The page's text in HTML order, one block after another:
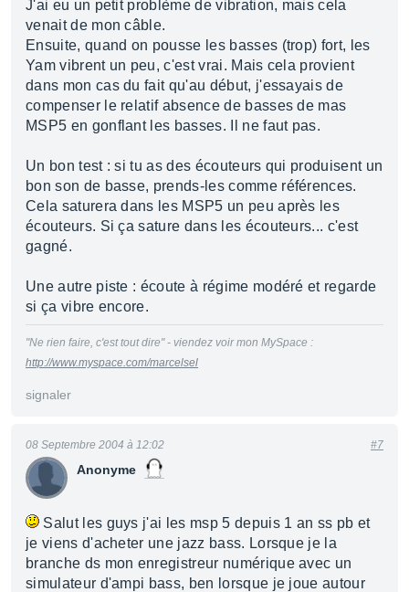
J'ai eu un petit problème de vibration, mais cela
venait de mon câble.
Ensuite, quand on pousse les basses (trop) fort, les
Yam vibrent un peu, c'est vrai. Mais cela provient
dans mon cas du fait qu'au début, j'essayais de
compenser le relatif absence de basses de mas
MSP5 en gonflant les basses. Il ne faut pas.
Un bon test : si tu as des écouteurs qui produisent un
bon son de basse, prends-les comme références.
Cela saturera dans les MSP5 un peu après les
écouteurs. Si ça sature dans les écouteurs... c'est
gagné.
Une autre piste : écoute à régime modéré et regarde
si ça vibre encore.
"Ne rien faire, c'est tout dire" - viendez voir mon MySpace :
http://www.myspace.com/marcelsel
signaler
Anonyme
08 Septembre 2004 à 12:02 #7
Salut les guys j'ai les msp 5 depuis 1 an ss pb et
je viens d'acheter une jazz bass. Lorsque je la
branche ds mon enregistreur numérique avec un
simulateur d'ampi bass, ben lorsque je joue autour